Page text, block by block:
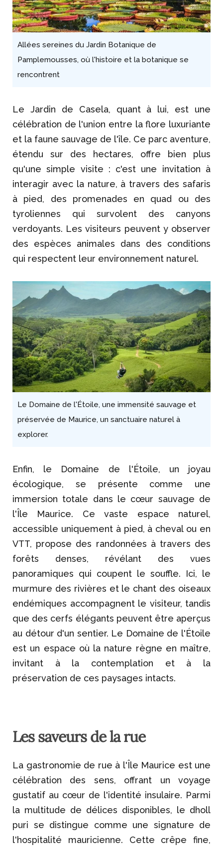
Allées sereines du Jardin Botanique de
Pamplemousses, où l'histoire et la botanique se
rencontrent
Le Jardin de Casela, quant à lui, est une
célébration de l'union entre la flore luxuriante
et la faune sauvage de l'île. Ce parc aventure,
étendu sur des hectares, offre bien plus
qu'une simple visite : c'est une invitation à
interagir avec la nature, à travers des safaris
à pied, des promenades en quad ou des
tyroliennes qui survolent des canyons
verdoyants. Les visiteurs peuvent y observer
des espèces animales dans des conditions
qui respectent leur environnement naturel.
Le Domaine de l'Étoile, une immensité sauvage et
préservée de Maurice, un sanctuaire naturel à
explorer.
Enfin, le Domaine de l'Étoile, un joyau
écologique, se présente comme une
immersion totale dans le cœur sauvage de
l'Île Maurice. Ce vaste espace naturel,
accessible uniquement à pied, à cheval ou en
VTT, propose des randonnées à travers des
forêts denses, révélant des vues
panoramiques qui coupent le souffle. Ici, le
murmure des rivières et le chant des oiseaux
endémiques accompagnent le visiteur, tandis
que des cerfs élégants peuvent être aperçus
au détour d'un sentier. Le Domaine de l'Étoile
est un espace où la nature règne en maître,
invitant à la contemplation et à la
préservation de ces paysages intacts.
Les saveurs de la rue
La gastronomie de rue à l'Île Maurice est une
célébration des sens, offrant un voyage
gustatif au cœur de l'identité insulaire. Parmi
la multitude de délices disponibles, le dholl
puri se distingue comme une signature de
l'hospitalité mauricienne. Cette crêpe fine,